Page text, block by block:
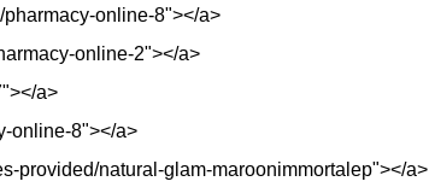
online-8"></a>
online-2"></a>
a>
online-8"></a>
provided/natural-glam-maroonimmortalep"></a>